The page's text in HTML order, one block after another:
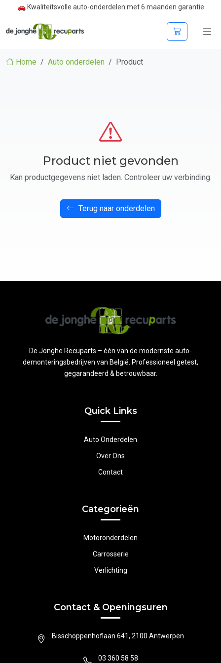
🚗 Kwaliteitsvolle auto-onderdelen met 6 maanden garantie
Home Auto onderdelen Product
Product niet gevonden
Kan productgegevens niet laden. Controleer uw verbinding.
Terug naar onderdelen
De Jonghe Recuparts – één van de modernste auto-
demonteringsbedrijven van België. Professioneel getest,
gegarandeerd & betrouwbaar.
Quick Links
Auto Onderdelen
Over Ons
Contact
Categorieën
Motoronderdelen
Carrosserie
Verlichting
Contact & Openingsuren
Bisschoppenhoflaan 641, 2100 Antwerpen
03 360 58 58